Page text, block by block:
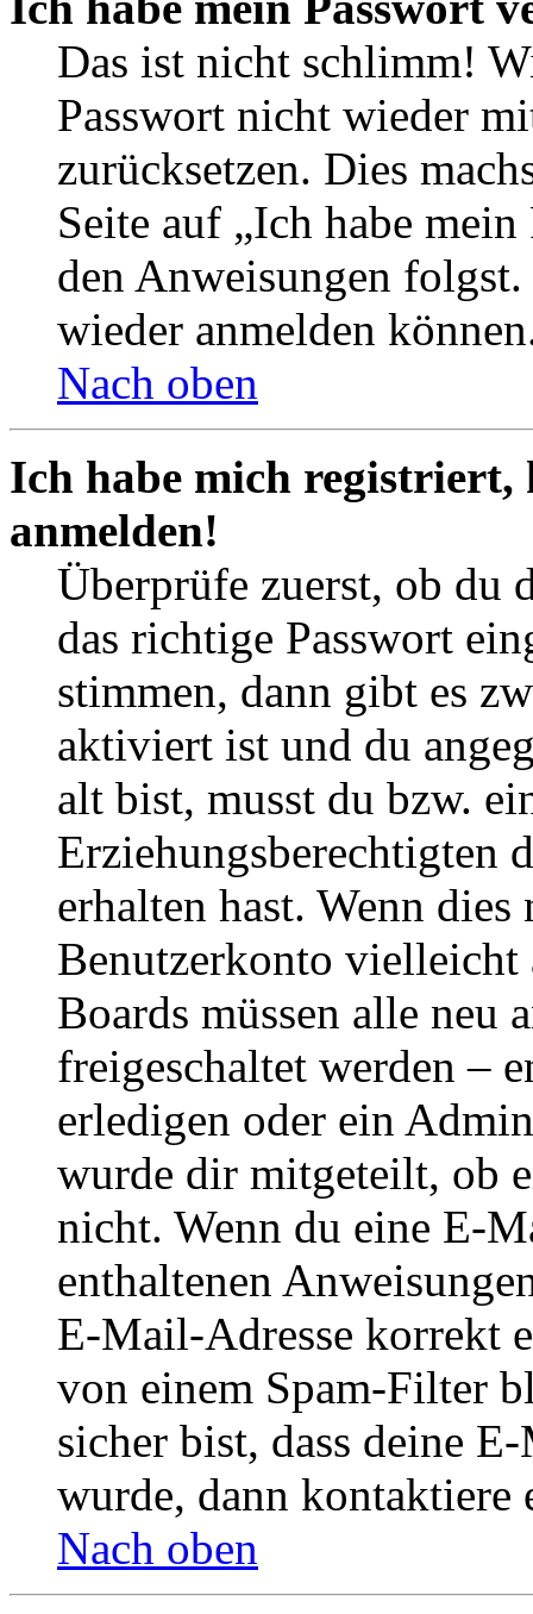
Das ist nicht schlimm!
Passwort nicht wieder
zurücksetzen. Dies
Seite auf „Ich habe
den Anweisungen
wieder anmelden
Nach oben
Ich habe mich
anmelden!
Überprüfe zuerst, ob du
das richtige Passwort
stimmen, dann gibt es
aktiviert ist und du
alt bist, musst du bzw.
Erziehungsberechtigten
erhalten hast. Wenn
Benutzerkonto
Boards müssen alle neu
freigeschaltet werden –
erledigen oder ein
wurde dir mitgeteilt, ob
nicht. Wenn du eine E-
enthaltenen
E-Mail-Adresse korrekt
von einem Spam-Filter
sicher bist, dass deine
wurde, dann kontaktiere
Nach oben